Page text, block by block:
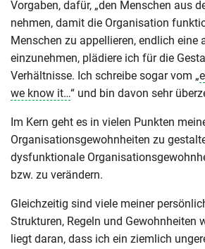
Vorgaben, dafür, „den Menschen aus
nehmen, damit die Organisation
Menschen zu appellieren, endlich eine
einzunehmen, plädiere ich für die
Verhältnisse. Ich schreibe sogar vom „
we know it…“ und bin davon sehr
Im Kern geht es in vielen Punkten
Organisationsgewohnheiten zu
dysfunktionale
bzw. zu verändern.
Gleichzeitig sind viele meiner
Strukturen, Regeln und Gewohnheiten
liegt daran, dass ich ein ziemlich